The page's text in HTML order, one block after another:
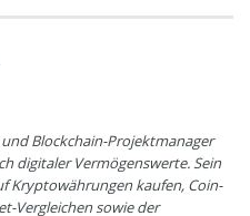
Blockchain-Projektmanager
digitaler Vermögenswerte. Sein
Kryptowährungen kaufen, Coin-
Vergleichen sowie der